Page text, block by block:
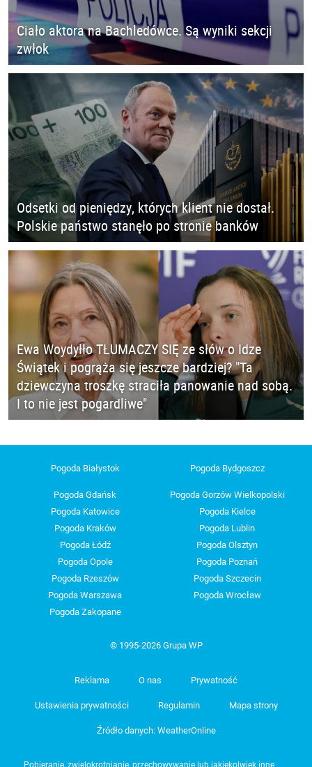
Ciało aktora na Bachledówce. Są wyniki sekcji
zwłok
Odsetki od pieniędzy, których klient nie dostał.
Polskie państwo stanęło po stronie banków
Ewa Woydyłło TŁUMACZY SIĘ ze słów o Idze
Świątek i pogrąża się jeszcze bardziej? "Ta
dziewczyna troszkę straciła panowanie nad sobą.
I to nie jest pogardliwe"
Pogoda Białystok Pogoda Bydgoszcz
Pogoda Gdańsk
Pogoda Gorzów Wielkopolski
Pogoda Katowice
Pogoda Kielce
Pogoda Kraków
Pogoda Lublin
Pogoda Łódź
Pogoda Olsztyn
Pogoda Opole
Pogoda Poznań
Pogoda Rzeszów
Pogoda Szczecin
Pogoda Warszawa
Pogoda Wrocław
Pogoda Zakopane
© 1995-2026 Grupa WP
Reklama O nas Prywatność
Ustawienia prywatności Regulamin Mapa strony
Źródło danych: WeatherOnline
Pobieranie, zwielokrotnianie, przechowywanie lub jakiekolwiek inne